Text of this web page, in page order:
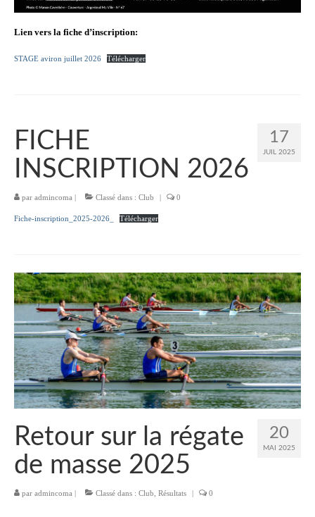
Lien vers la fiche d’inscription:
STAGE aviron juillet 2026 Télécharger
17
JUIL 2025
FICHE
INSCRIPTION 2026
par admincoma | Classé dans : Club | 0
Fiche-inscription_2025-2026_ Télécharger
20
MAI 2025
Retour sur la régate
de masse 2025
par admincoma | Classé dans : Club Résultats | 0